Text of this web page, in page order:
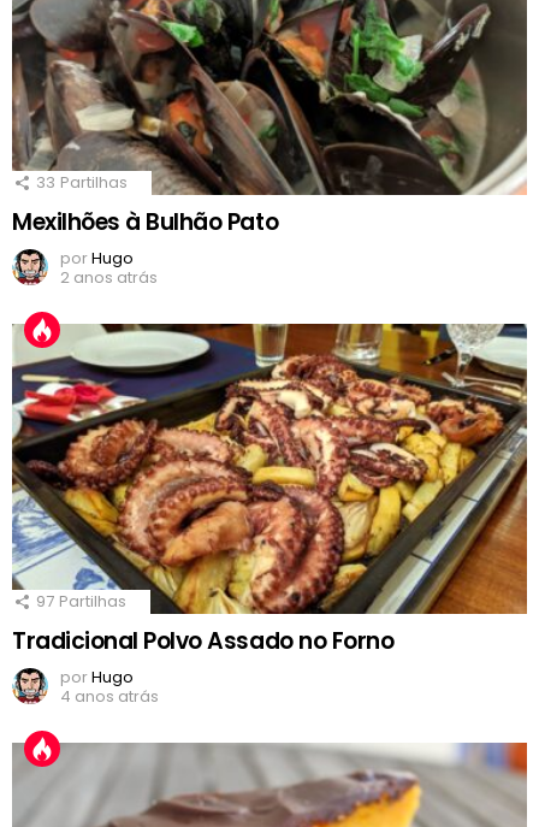
33 Partilhas
Mexilhões à Bulhão Pato
porHugo
2 anos atrás
97 Partilhas
Tradicional Polvo Assado no Forno
porHugo
4 anos atrás